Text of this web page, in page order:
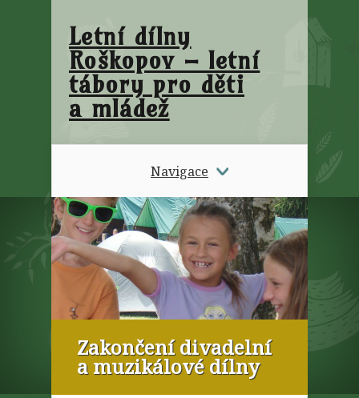
Letní dílny
Roškopov – letní
tábory pro děti
a mládež
Navigace
Zakončení divadelní
a muzikálové dílny